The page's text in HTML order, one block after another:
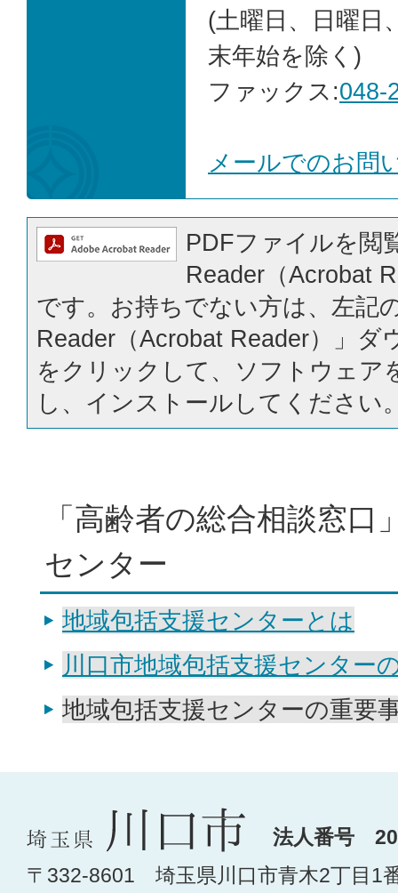
(土曜日、日曜日
末年始を除く)
ファックス:048-
メールでのお問
PDFファイルを閲
Reader（Acrobat
です。お持ちでない方は、左記
Reader（Acrobat Reader）」ダ
をクリックして、ソフトウェア
し、インストールしてください
「高齢者の総合相談窓口
センター
地域包括支援センターとは
川口市地域包括支援センター
地域包括支援センターの重要
法人番号
〒332-8601 埼玉県川口市青木2丁目1